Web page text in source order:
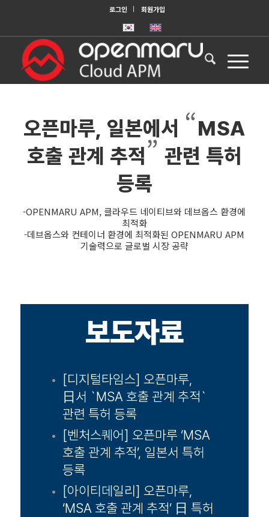
로그인 회원가입
오픈마루, 일본에서 “MSA
호출 관계 추적” 관련 특허
등록
-OPENMARU APM, 클라우드 네이티브와 데브옵스 환경에
최적화
-데브옵스와 컨테이너 환경에 최적화된 OPENMARU APM
기술력으로 글로벌 시장 공략
보도자료
[디지털타임스] 오픈마루,
日서 `MSA 호출 관계 추적`
관련 특허 등록
[벤처스퀘어] 오픈마루 ‘MSA
호출 관계 추적’, 일본서 특허
등록
[아이티데일리] 오픈마루,
‘MSA 호출 관계 추적’ 日 특허